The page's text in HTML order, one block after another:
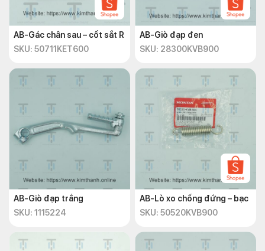
AB-Gác chân sau – cốt sắt R
SKU: 50711KET600
AB-Giò đạp đen
SKU: 28300KVB900
AB-Giò đạp trắng
SKU: 1115224
AB-Lò xo chống đứng – bạc
SKU: 50520KVB900